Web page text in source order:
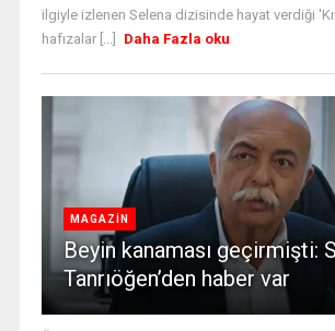
ilgiyle izlenen Selena dizisinde hayat verdiği
hafızalar [...]
Daha Fazla oku
MAGAZİN
Beyin kanaması geçirmişti:
Tanrıöğen’den haber var